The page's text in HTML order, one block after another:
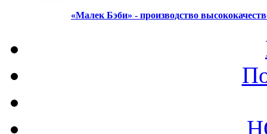
«Малек Бэби» - производство